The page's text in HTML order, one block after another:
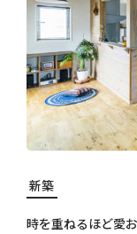
新築
時を重ねるほど愛